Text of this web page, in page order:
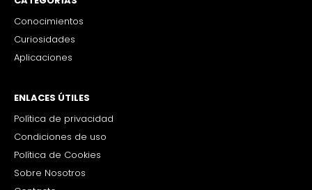
Conocimientos
Curiosidades
Aplicaciones
ENLACES ÚTILES
Política de privacidad
Condiciones de uso
Política de Cookies
Sobre Nosotros